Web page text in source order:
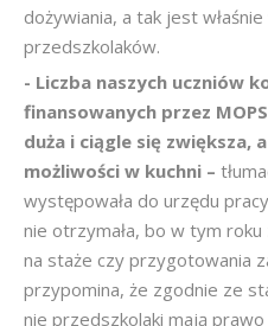
dożywiania, a tak jest
przedszkolaków.
- Liczba naszych uczniów
finansowanych przez
duża i ciągle się zwiększa,
możliwości w kuchni –
występowała do urzędu
nie otrzymała, bo w tym
na staże czy przygotowania
przypomina, że zgodnie ze
nie przedszkolaki mają